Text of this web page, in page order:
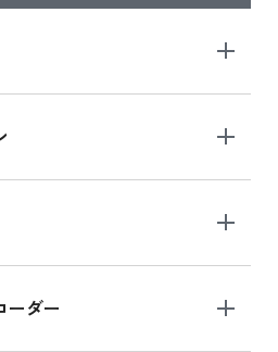
ーダー
ズ 2024
ンチ の新品買取価格
ーズ
買取価格